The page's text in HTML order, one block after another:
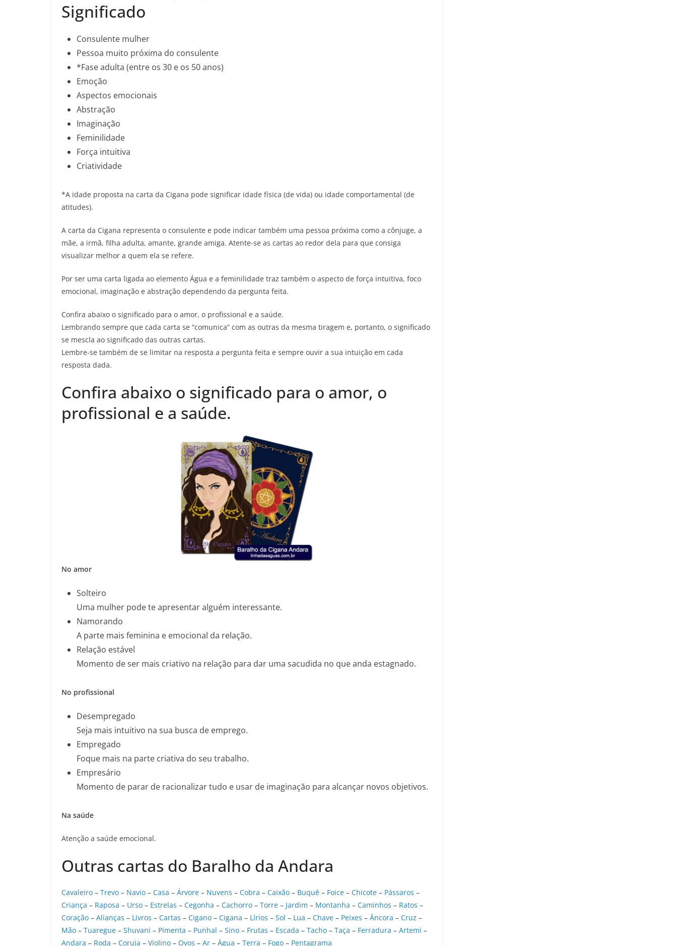
Significado
Consulente mulher
Pessoa muito próxima do consulente
*Fase adulta (entre os 30 e os 50 anos)
Emoção
Aspectos emocionais
Abstração
Imaginação
Feminilidade
Força intuitiva
Criatividade
*A idade proposta na carta da Cigana pode significar idade física (de vida) ou idade comportamental (de
atitudes).
A carta da Cigana representa o consulente e pode indicar também uma pessoa próxima como a cônjuge, a
mãe, a irmã, filha adulta, amante, grande amiga. Atente-se as cartas ao redor dela para que consiga
visualizar melhor a quem ela se refere.
Por ser uma carta ligada ao elemento Água e a feminilidade traz também o aspecto de força intuitiva, foco
emocional, imaginação e abstração dependendo da pergunta feita.
Confira abaixo o significado para o amor, o profissional e a saúde.
Lembrando sempre que cada carta se “comunica” com as outras da mesma tiragem e, portanto, o significado
se mescla ao significado das outras cartas.
Lembre-se também de se limitar na resposta a pergunta feita e sempre ouvir a sua intuição em cada
resposta dada.
Confira abaixo o significado para o amor, o
profissional e a saúde.
No amor
Solteiro
Uma mulher pode te apresentar alguém interessante.
Namorando
A parte mais feminina e emocional da relação.
Relação estável
Momento de ser mais criativo na relação para dar uma sacudida no que anda estagnado.
No profissional
Desempregado
Seja mais intuitivo na sua busca de emprego.
Empregado
Foque mais na parte criativa do seu trabalho.
Empresário
Momento de parar de racionalizar tudo e usar de imaginação para alcançar novos objetivos.
Na saúde
Atenção a saúde emocional.
Outras cartas do Baralho da Andara
Cavaleiro – Trevo – Navio – Casa – Árvore – Nuvens – Cobra – Caixão – Buquê – Foice – Chicote – Pássaros –
Criança – Raposa – Urso – Estrelas – Cegonha – Cachorro – Torre – Jardim – Montanha – Caminhos – Ratos –
Coração – Alianças – Livros – Cartas – Cigano – Cigana – Lírios – Sol – Lua – Chave – Peixes – Âncora – Cruz –
Mão – Tuaregue – Shuvani – Pimenta – Punhal – Sino – Frutas – Escada – Tacho – Taça – Ferradura – Artemi –
Andara – Roda – Coruja – Violino – Ovos – Ar – Água – Terra – Fogo – Pentagrama